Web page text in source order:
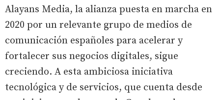
Alayans Media, la alianza puesta en marcha en
2020 por un relevante grupo de medios de
comunicación españoles para acelerar y
fortalecer sus negocios digitales, sigue
creciendo. A esta ambiciosa iniciativa
tecnológica y de servicios, que cuenta desde